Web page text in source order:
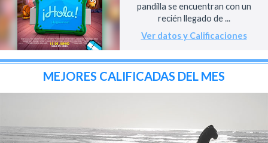
pandilla se encuentran con un
recién llegado de ...
Ver datos y Calificaciones
MEJORES CALIFICADAS DEL MES